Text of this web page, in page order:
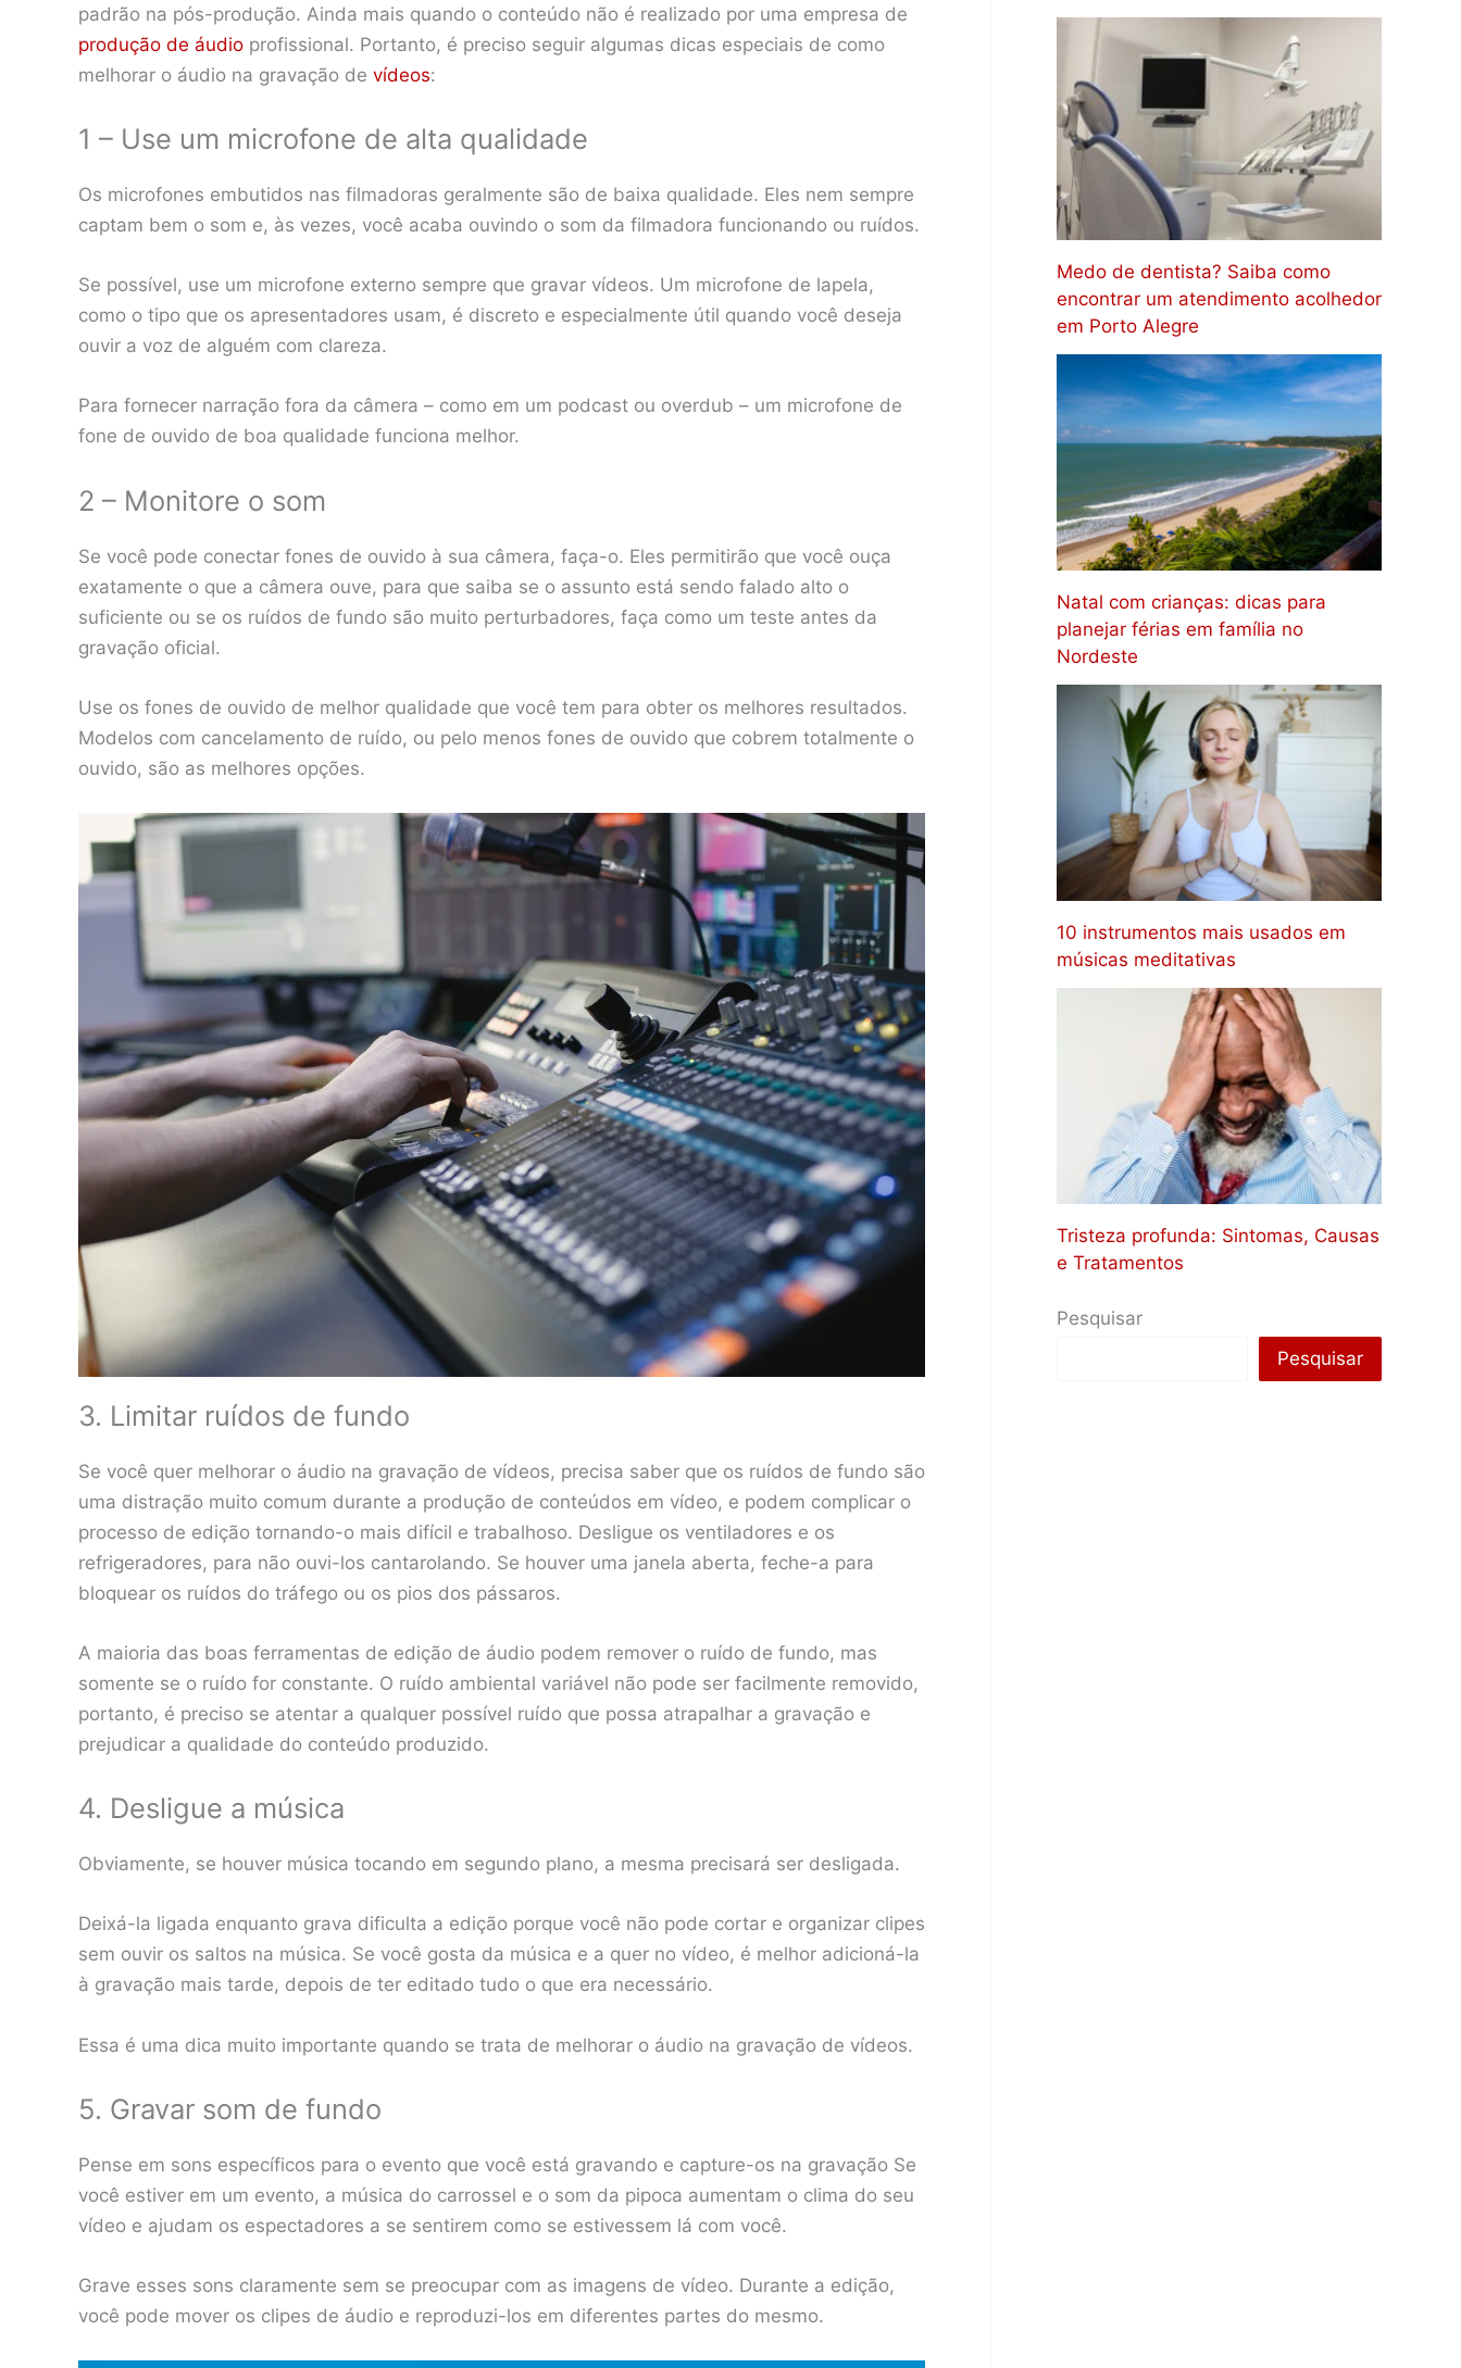
padrão na pós-produção. Ainda mais quando o conteúdo não é realizado por uma empresa de
produção de áudio profissional. Portanto, é preciso seguir algumas dicas especiais de como
melhorar o áudio na gravação de vídeos:
1 – Use um microfone de alta qualidade
Os microfones embutidos nas filmadoras geralmente são de baixa qualidade. Eles nem sempre
captam bem o som e, às vezes, você acaba ouvindo o som da filmadora funcionando ou ruídos.
Se possível, use um microfone externo sempre que gravar vídeos. Um microfone de lapela,
como o tipo que os apresentadores usam, é discreto e especialmente útil quando você deseja
ouvir a voz de alguém com clareza.
Para fornecer narração fora da câmera – como em um podcast ou overdub – um microfone de
fone de ouvido de boa qualidade funciona melhor.
2 – Monitore o som
Se você pode conectar fones de ouvido à sua câmera, faça-o. Eles permitirão que você ouça
exatamente o que a câmera ouve, para que saiba se o assunto está sendo falado alto o
suficiente ou se os ruídos de fundo são muito perturbadores, faça como um teste antes da
gravação oficial.
Use os fones de ouvido de melhor qualidade que você tem para obter os melhores resultados.
Modelos com cancelamento de ruído, ou pelo menos fones de ouvido que cobrem totalmente o
ouvido, são as melhores opções.
3. Limitar ruídos de fundo
Se você quer melhorar o áudio na gravação de vídeos, precisa saber que os ruídos de fundo são
uma distração muito comum durante a produção de conteúdos em vídeo, e podem complicar o
processo de edição tornando-o mais difícil e trabalhoso. Desligue os ventiladores e os
refrigeradores, para não ouvi-los cantarolando. Se houver uma janela aberta, feche-a para
bloquear os ruídos do tráfego ou os pios dos pássaros.
A maioria das boas ferramentas de edição de áudio podem remover o ruído de fundo, mas
somente se o ruído for constante. O ruído ambiental variável não pode ser facilmente removido,
portanto, é preciso se atentar a qualquer possível ruído que possa atrapalhar a gravação e
prejudicar a qualidade do conteúdo produzido.
4. Desligue a música
Obviamente, se houver música tocando em segundo plano, a mesma precisará ser desligada.
Deixá-la ligada enquanto grava dificulta a edição porque você não pode cortar e organizar clipes
sem ouvir os saltos na música. Se você gosta da música e a quer no vídeo, é melhor adicioná-la
à gravação mais tarde, depois de ter editado tudo o que era necessário.
Essa é uma dica muito importante quando se trata de melhorar o áudio na gravação de vídeos.
5. Gravar som de fundo
Pense em sons específicos para o evento que você está gravando e capture-os na gravação Se
você estiver em um evento, a música do carrossel e o som da pipoca aumentam o clima do seu
vídeo e ajudam os espectadores a se sentirem como se estivessem lá com você.
Grave esses sons claramente sem se preocupar com as imagens de vídeo. Durante a edição,
você pode mover os clipes de áudio e reproduzi-los em diferentes partes do mesmo.
Medo de dentista? Saiba como
encontrar um atendimento acolhedor
em Porto Alegre
Natal com crianças: dicas para
planejar férias em família no
Nordeste
10 instrumentos mais usados em
músicas meditativas
Tristeza profunda: Sintomas, Causas
e Tratamentos
Pesquisar
Pesquisar